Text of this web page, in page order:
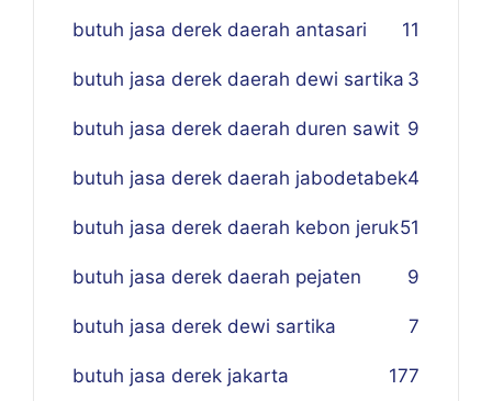
butuh jasa derek daerah antasari 11
butuh jasa derek daerah dewi sartika 3
butuh jasa derek daerah duren sawit 9
butuh jasa derek daerah jabodetabek4
butuh jasa derek daerah kebon jeruk51
butuh jasa derek daerah pejaten 9
butuh jasa derek dewi sartika 7
butuh jasa derek jakarta 177